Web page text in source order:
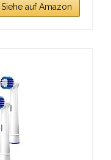
Siehe auf Amazon